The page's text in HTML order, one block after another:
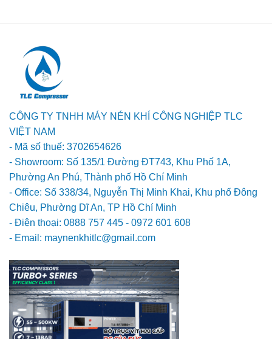
CÔNG TY TNHH MÁY NÉN KHÍ CÔNG NGHIỆP TLC
VIỆT NAM
- Mã số thuế: 3702654626
- Showroom: Số 135/1 Đường ĐT743, Khu Phố 1A,
Phường An Phú, Thành phố Hồ Chí Minh
- Office: Số 338/34, Nguyễn Thị Minh Khai, Khu phố Đông
Chiêu, Phường Dĩ An, TP Hồ Chí Minh
- Điện thoại: 0888 757 445 - 0972 601 608
- Email: maynenkhitlc@gmail.com